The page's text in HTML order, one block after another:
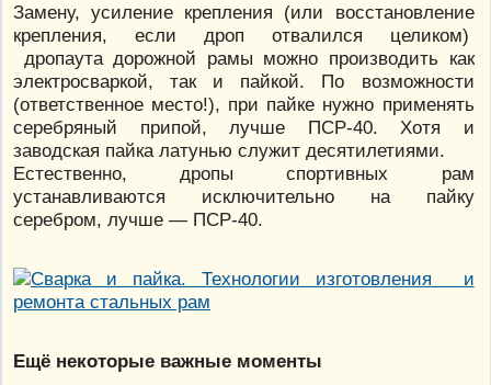
Замену, усиление крепления (или восстановление
крепления, если дроп отвалился целиком)
дропаута дорожной рамы можно производить как
электросваркой, так и пайкой. По возможности
(ответственное место!), при пайке нужно применять
серебряный припой, лучше ПСР-40. Хотя и
заводская пайка латунью служит десятилетиями.
Естественно, дропы спортивных рам
устанавливаются исключительно на пайку
серебром, лучше — ПСР-40.
Ещё некоторые важные моменты